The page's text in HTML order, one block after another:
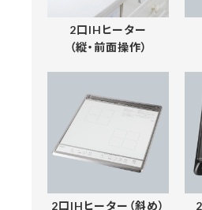
2口IHヒーター
（縦・前面操作）
2口IHヒーター（斜め）